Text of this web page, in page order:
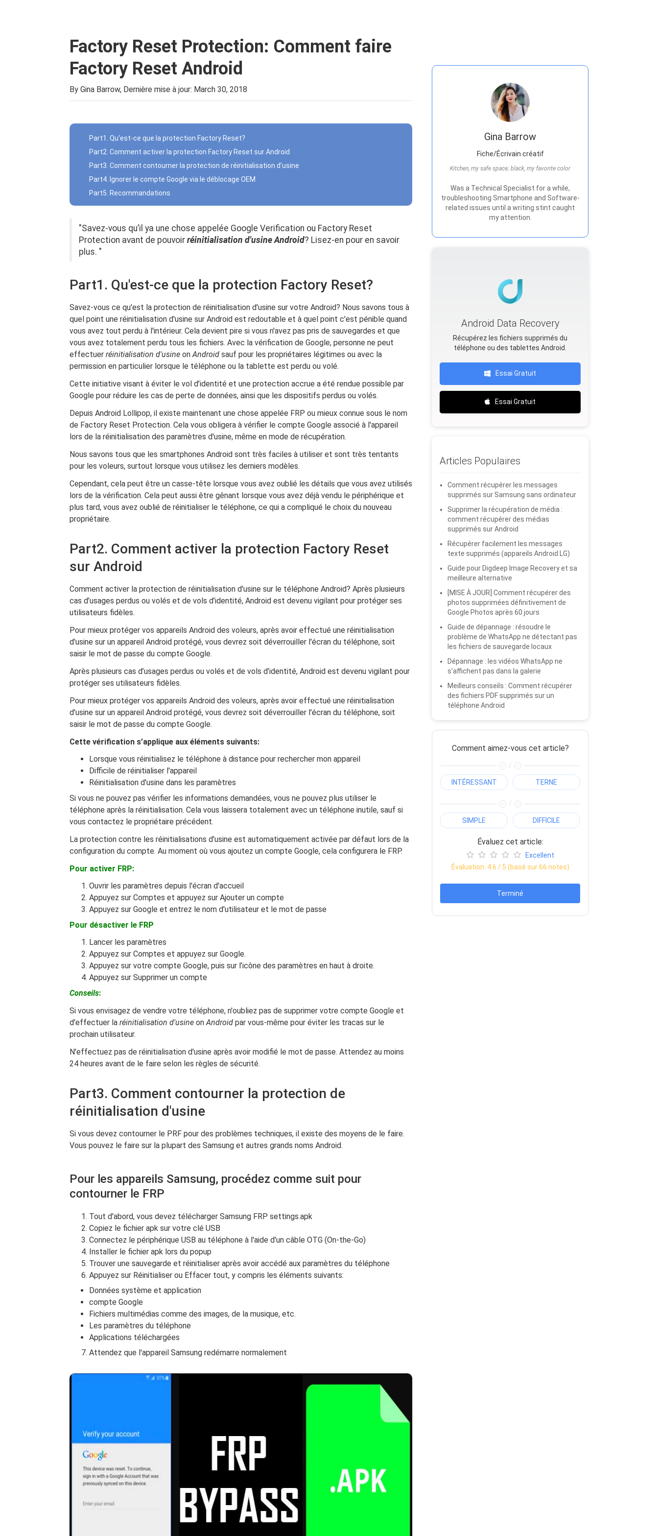
Factory Reset Protection: Comment faire
Factory Reset Android
By Gina Barrow, Dernière mise à jour: March 30, 2018
Part1. Qu'est-ce que la protection Factory Reset?
Part2. Comment activer la protection Factory Reset sur Android
Part3. Comment contourner la protection de réinitialisation d'usine
Part4. Ignorer le compte Google via le déblocage OEM
Part5. Recommandations
"Savez-vous qu’il ya une chose appelée Google Verification ou Factory Reset
Protection avant de pouvoir réinitialisation d'usine Android? Lisez-en pour en savoir
plus. "
Part1. Qu'est-ce que la protection Factory Reset?
Savez-vous ce qu'est la protection de réinitialisation d'usine sur votre Android? Nous savons tous à
quel point une réinitialisation d'usine sur Android est redoutable et à quel point c'est pénible quand
vous avez tout perdu à l'intérieur. Cela devient pire si vous n'avez pas pris de sauvegardes et que
vous avez totalement perdu tous les fichiers. Avec la vérification de Google, personne ne peut
effectuer réinitialisation d'usine onAndroid sauf pour les propriétaires légitimes ou avec la
permission en particulier lorsque le téléphone ou la tablette est perdu ou volé.
Cette initiative visant à éviter le vol d’identité et une protection accrue a été rendue possible par
Google pour réduire les cas de perte de données, ainsi que les dispositifs perdus ou volés.
Depuis Android Lollipop, il existe maintenant une chose appelée FRP ou mieux connue sous le nom
de Factory Reset Protection. Cela vous obligera à vérifier le compte Google associé à l'appareil
lors de la réinitialisation des paramètres d'usine, même en mode de récupération.
Nous savons tous que les smartphones Android sont très faciles à utiliser et sont très tentants
pour les voleurs, surtout lorsque vous utilisez les derniers modèles.
Cependant, cela peut être un casse-tête lorsque vous avez oublié les détails que vous avez utilisés
lors de la vérification. Cela peut aussi être gênant lorsque vous avez déjà vendu le périphérique et
plus tard, vous avez oublié de réinitialiser le téléphone, ce qui a compliqué le choix du nouveau
propriétaire.
Part2. Comment activer la protection Factory Reset
sur Android
Comment activer la protection de réinitialisation d'usine sur le téléphone Android? Après plusieurs
cas d’usages perdus ou volés et de vols d’identité, Android est devenu vigilant pour protéger ses
utilisateurs fidèles.
Pour mieux protéger vos appareils Android des voleurs, après avoir effectué une réinitialisation
d'usine sur un appareil Android protégé, vous devrez soit déverrouiller l'écran du téléphone, soit
saisir le mot de passe du compte Google.
Après plusieurs cas d’usages perdus ou volés et de vols d’identité, Android est devenu vigilant pour
protéger ses utilisateurs fidèles.
Pour mieux protéger vos appareils Android des voleurs, après avoir effectué une réinitialisation
d'usine sur un appareil Android protégé, vous devrez soit déverrouiller l'écran du téléphone, soit
saisir le mot de passe du compte Google.
Cette vérification s’applique aux éléments suivants:
Lorsque vous réinitialisez le téléphone à distance pour rechercher mon appareil
Difficile de réinitialiser l'appareil
Réinitialisation d'usine dans les paramètres
Si vous ne pouvez pas vérifier les informations demandées, vous ne pouvez plus utiliser le
téléphone après la réinitialisation. Cela vous laissera totalement avec un téléphone inutile, sauf si
vous contactez le propriétaire précédent.
La protection contre les réinitialisations d'usine est automatiquement activée par défaut lors de la
configuration du compte. Au moment où vous ajoutez un compte Google, cela configurera le FRP.
Pour activer FRP:
Ouvrir les paramètres depuis l'écran d'accueil
Appuyez sur Comptes et appuyez sur Ajouter un compte
Appuyez sur Google et entrez le nom d'utilisateur et le mot de passe
Pour désactiver le FRP
Lancer les paramètres
Appuyez sur Comptes et appuyez sur Google.
Appuyez sur votre compte Google, puis sur l’icône des paramètres en haut à droite.
Appuyez sur Supprimer un compte
Conseils:
Si vous envisagez de vendre votre téléphone, n'oubliez pas de supprimer votre compte Google et
d'effectuer la réinitialisation d'usine onAndroid par vous-même pour éviter les tracas sur le
prochain utilisateur.
N'effectuez pas de réinitialisation d'usine après avoir modifié le mot de passe. Attendez au moins
24 heures avant de le faire selon les règles de sécurité.
Part3. Comment contourner la protection de
réinitialisation d'usine
Si vous devez contourner le PRF pour des problèmes techniques, il existe des moyens de le faire.
Vous pouvez le faire sur la plupart des Samsung et autres grands noms Android.
Pour les appareils Samsung, procédez comme suit pour
contourner le FRP
Tout d'abord, vous devez télécharger Samsung FRP settings.apk
Copiez le fichier apk sur votre clé USB
Connectez le périphérique USB au téléphone à l'aide d'un câble OTG (On-the-Go)
Installer le fichier apk lors du popup
Trouver une sauvegarde et réinitialiser après avoir accédé aux paramètres du téléphone
Appuyez sur Réinitialiser ou Effacer tout, y compris les éléments suivants:
Données système et application
compte Google
Fichiers multimédias comme des images, de la musique, etc.
Les paramètres du téléphone
Applications téléchargées
Attendez que l'appareil Samsung redémarre normalement
Gina Barrow
Fiche/Écrivain créatif
Kitchen, my safe space; black, my favorite color
Was a Technical Specialist for a while,
troubleshooting Smartphone and Software-
related issues until a writing stint caught
my attention.
Android Data Recovery
Récupérez les fichiers supprimés du
téléphone ou des tablettes Android.
Essai Gratuit
Essai Gratuit
Articles Populaires
Comment récupérer les messages
supprimés sur Samsung sans ordinateur
Supprimer la récupération de média :
comment récupérer des médias
supprimés sur Android
Récupérer facilement les messages
texte supprimés (appareils Android LG)
Guide pour Digdeep Image Recovery et sa
meilleure alternative
[MISE À JOUR] Comment récupérer des
photos supprimées définitivement de
Google Photos après 60 jours
Guide de dépannage : résoudre le
problème de WhatsApp ne détectant pas
les fichiers de sauvegarde locaux
Dépannage : les vidéos WhatsApp ne
s'affichent pas dans la galerie
Meilleurs conseils : Comment récupérer
des fichiers PDF supprimés sur un
téléphone Android
Comment aimez-vous cet article?
/
INTÉRESSANT TERNE
/
SIMPLE DIFFICILE
Évaluez cet article:
Excellent
Évaluation: 4.6 / 5 (basé sur66 notes)
Terminé